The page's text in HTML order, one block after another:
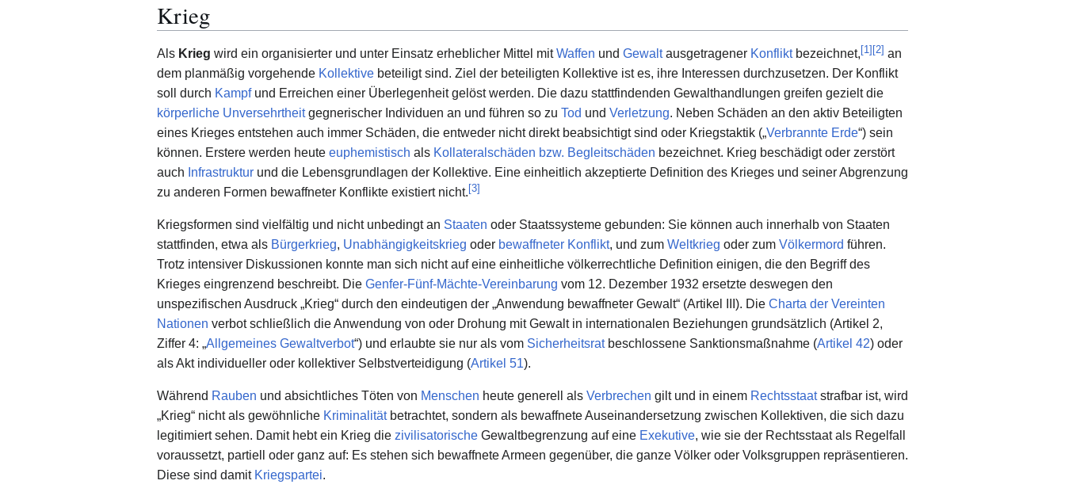
Krieg
Als Krieg wird ein organisierter und unter Einsatz erheblicher Mittel mitWaffen und Gewaltausgetragener Konfliktbezeichnet,[1][2] an
dem planmäßig vorgehende Kollektive beteiligt sind. Ziel der beteiligten Kollektive ist es, ihre Interessen durchzusetzen. Der Konflikt
soll durch Kampfund Erreichen einer Überlegenheit gelöst werden. Die dazu stattfindenden Gewalthandlungen greifen gezielt die
körperliche Unversehrtheitgegnerischer Individuen an und führen so zu Tod und Verletzung. Neben Schäden an den aktiv Beteiligten
eines Krieges entstehen auch immer Schäden, die entweder nicht direkt beabsichtigt sind oder Kriegstaktik („Verbrannte Erde“) sein
können. Erstere werden heute euphemistisch als Kollateralschäden bzw. Begleitschäden bezeichnet. Krieg beschädigt oder zerstört
auch Infrastruktur und die Lebensgrundlagen der Kollektive. Eine einheitlich akzeptierte Definition des Krieges und seiner Abgrenzung
zu anderen Formen bewaffneter Konflikte existiert nicht.[3]
Kriegsformen sind vielfältig und nicht unbedingt an Staaten oder Staatssysteme gebunden: Sie können auch innerhalb von Staaten
stattfinden, etwa als Bürgerkrieg, Unabhängigkeitskrieg oder bewaffneter Konflikt, und zum Weltkrieg oder zum Völkermord führen.
Trotz intensiver Diskussionen konnte man sich nicht auf eine einheitliche völkerrechtliche Definition einigen, die den Begriff des
Krieges eingrenzend beschreibt. Die Genfer-Fünf-Mächte-Vereinbarung vom 12. Dezember 1932 ersetzte deswegen den
unspezifischen Ausdruck „Krieg“ durch den eindeutigen der „Anwendung bewaffneter Gewalt“ (Artikel III). Die Charta der Vereinten
Nationen verbot schließlich die Anwendung von oder Drohung mit Gewalt in internationalen Beziehungen grundsätzlich (Artikel 2,
Ziffer 4: „Allgemeines Gewaltverbot“) und erlaubte sie nur als vom Sicherheitsratbeschlossene Sanktionsmaßnahme (Artikel 42) oder
als Akt individueller oder kollektiver Selbstverteidigung (Artikel 51).
Während Rauben und absichtliches Töten von Menschen heute generell als Verbrechen gilt und in einem Rechtsstaatstrafbar ist, wird
„Krieg“ nicht als gewöhnliche Kriminalitätbetrachtet, sondern als bewaffnete Auseinandersetzung zwischen Kollektiven, die sich dazu
legitimiert sehen. Damit hebt ein Krieg die zivilisatorische Gewaltbegrenzung auf eine Exekutive, wie sie der Rechtsstaat als Regelfall
voraussetzt, partiell oder ganz auf: Es stehen sich bewaffnete Armeen gegenüber, die ganze Völker oder Volksgruppen repräsentieren.
Diese sind damit Kriegspartei.